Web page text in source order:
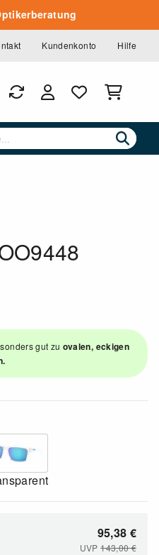
Kundenkonto Hilfe
gut zu ovalen, eckigen
95,38 €
UVP143,00€